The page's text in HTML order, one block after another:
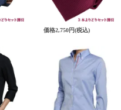
価格2,750円(税込)